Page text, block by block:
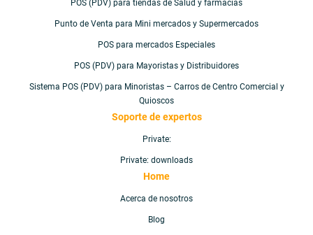
POS (PDV) para tiendas de Salud y farmacias
Punto de Venta para Mini mercados y Supermercados
POS para mercados Especiales
POS (PDV) para Mayoristas y Distribuidores
Sistema POS (PDV) para Minoristas – Carros de Centro Comercial y
Quioscos
Soporte de expertos
Private:
Private: downloads
Home
Acerca de nosotros
Blog